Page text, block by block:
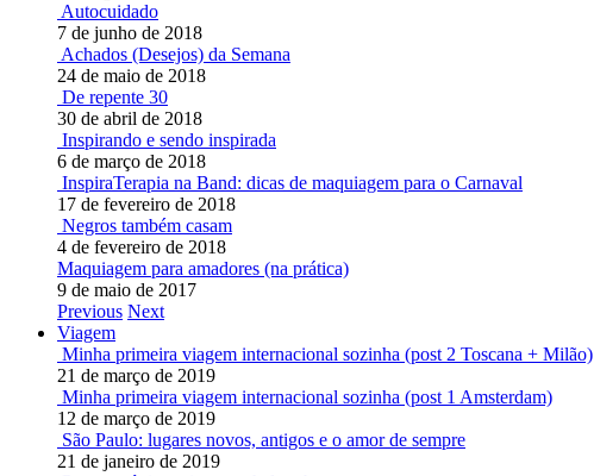
Autocuidado
7 de junho de 2018
Achados (Desejos) da Semana
24 de maio de 2018
De repente 30
30 de abril de 2018
Inspirando e sendo inspirada
6 de março de 2018
InspiraTerapia na Band: dicas de maquiagem para o Carnaval
17 de fevereiro de 2018
Negros também casam
4 de fevereiro de 2018
Maquiagem para amadores (na prática)
9 de maio de 2017
Previous Next
Viagem
Minha primeira viagem internacional sozinha (post 2 Toscana + Milão)
21 de março de 2019
Minha primeira viagem internacional sozinha (post 1 Amsterdam)
12 de março de 2019
São Paulo: lugares novos, antigos e o amor de sempre
21 de janeiro de 2019